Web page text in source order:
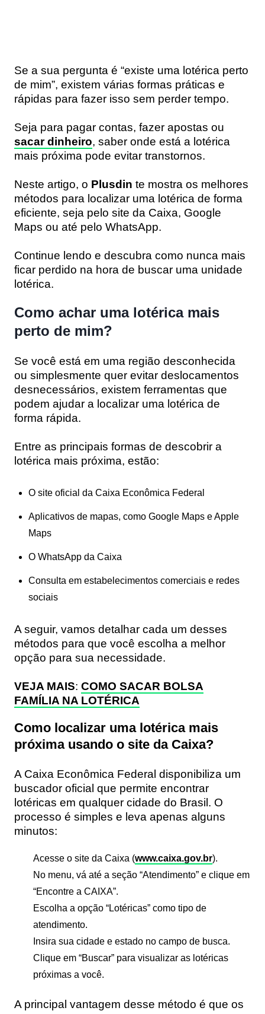
Se a sua pergunta é “existe uma lotérica perto
de mim”, existem várias formas práticas e
rápidas para fazer isso sem perder tempo.
Seja para pagar contas, fazer apostas ou
sacar dinheiro, saber onde está a lotérica
mais próxima pode evitar transtornos.
Neste artigo, o Plusdin te mostra os melhores
métodos para localizar uma lotérica de forma
eficiente, seja pelo site da Caixa, Google
Maps ou até pelo WhatsApp.
Continue lendo e descubra como nunca mais
ficar perdido na hora de buscar uma unidade
lotérica.
Como achar uma lotérica mais
perto de mim?
Se você está em uma região desconhecida
ou simplesmente quer evitar deslocamentos
desnecessários, existem ferramentas que
podem ajudar a localizar uma lotérica de
forma rápida.
Entre as principais formas de descobrir a
lotérica mais próxima, estão:
O site oficial da Caixa Econômica Federal
Aplicativos de mapas, como Google Maps e Apple
Maps
O WhatsApp da Caixa
Consulta em estabelecimentos comerciais e redes
sociais
A seguir, vamos detalhar cada um desses
métodos para que você escolha a melhor
opção para sua necessidade.
VEJA MAIS: COMO SACAR BOLSA
FAMÍLIA NA LOTÉRICA
Como localizar uma lotérica mais
próxima usando o site da Caixa?
A Caixa Econômica Federal disponibiliza um
buscador oficial que permite encontrar
lotéricas em qualquer cidade do Brasil. O
processo é simples e leva apenas alguns
minutos:
Acesse o site da Caixa (www.caixa.gov.br).
No menu, vá até a seção “Atendimento” e clique em
“Encontre a CAIXA”.
Escolha a opção “Lotéricas” como tipo de
atendimento.
Insira sua cidade e estado no campo de busca.
Clique em “Buscar” para visualizar as lotéricas
próximas a você.
A principal vantagem desse método é que os